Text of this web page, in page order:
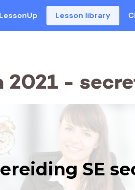
Lesson library
2021 -
SE